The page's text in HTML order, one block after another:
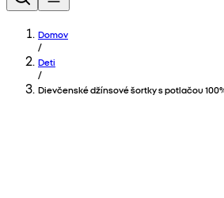
Domov
/
Deti
/
Dievčenské džínsové šortky s potlačou